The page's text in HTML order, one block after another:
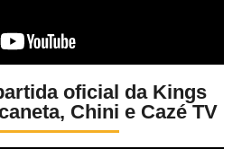
oficial da Kings
Chini e Cazé TV